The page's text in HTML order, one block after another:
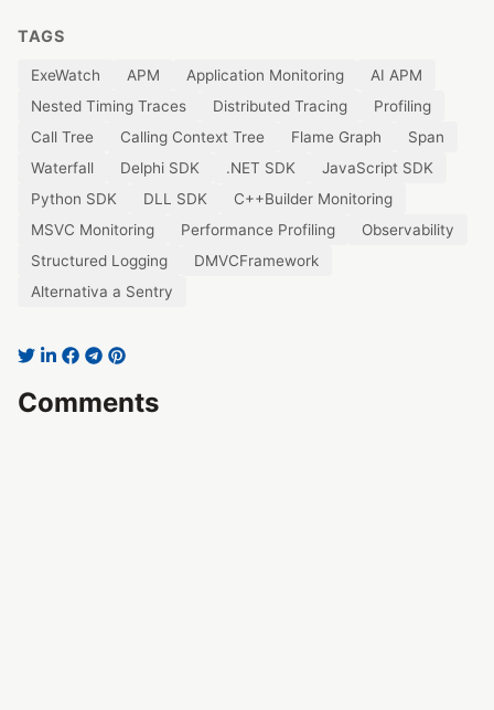
TAGS
ExeWatch APM Application Monitoring
AI APM
Nested Timing Traces
Distributed Tracing
Profiling
Call Tree
Calling Context Tree Flame Graph
Span
Waterfall
Delphi SDK .NET SDK
JavaScript SDK
Python SDK
DLL SDK
C++Builder Monitoring
MSVC Monitoring
Performance Profiling
Observability
Structured Logging
DMVCFramework
Alternativa a Sentry
Comments